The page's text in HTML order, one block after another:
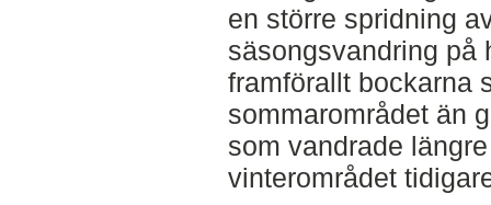
en större spridning
säsongsvandring på
framförallt bockarna
sommarområdet än
som vandrade
vinterområdet